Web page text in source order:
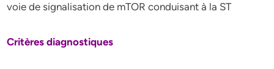
voie de signalisation de mTOR conduisant à la ST
Critères diagnostiques